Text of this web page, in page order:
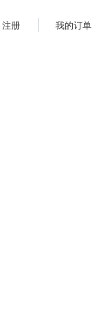
注册 我的订单